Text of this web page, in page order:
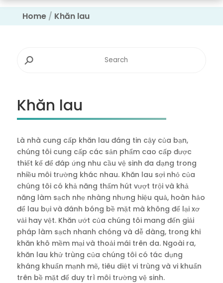
Home/ Khăn lau
⚲
Khăn lau
Là nhà cung cấp khăn lau đáng tin cậy của bạn,
chúng tôi cung cấp các sản phẩm cao cấp được
thiết kế để đáp ứng nhu cầu vệ sinh đa dạng trong
nhiều môi trường khác nhau. Khăn lau sợi nhỏ của
chúng tôi có khả năng thấm hút vượt trội và khả
năng làm sạch nhẹ nhàng nhưng hiệu quả, hoàn hảo
để lau bụi và đánh bóng bề mặt mà không để lại xơ
vải hay vệt. Khăn ướt của chúng tôi mang đến giải
pháp làm sạch nhanh chóng và dễ dàng, trong khi
khăn khô mềm mại và thoải mái trên da. Ngoài ra,
khăn lau khử trùng của chúng tôi có tác dụng
kháng khuẩn mạnh mẽ, tiêu diệt vi trùng và vi khuẩn
trên bề mặt để duy trì môi trường vệ sinh.